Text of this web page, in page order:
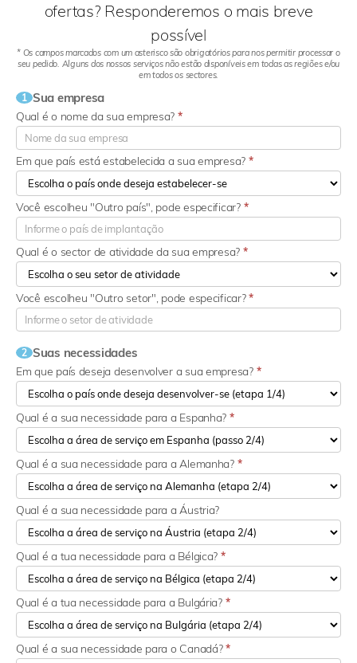
ofertas? Responderemos o mais breve
possível
* Os campos marcados com um asterisco são obrigatórios para nos permitir processar o
seu pedido. Alguns dos nossos serviços não estão disponíveis em todas as regiões e/ou
em todos os sectores.
1 Sua empresa
Qual é o nome da sua empresa? *
Em que país está estabelecida a sua empresa? *
Qual é o sector de atividade da sua empresa? *
Você escolheu "Outro país", pode especificar? *
Você escolheu "Outro setor", pode especificar?*
2 Suas necessidades
Em que país deseja desenvolver a sua empresa? *
Qual é a sua necessidade para a Espanha? *
Qual é a sua necessidade para a Alemanha? *
Qual é a sua necessidade para a Áustria?
Qual é a tua necessidade para a Bélgica? *
Qual é a tua necessidade para a Bulgária? *
Qual é a sua necessidade para o Canadá?*